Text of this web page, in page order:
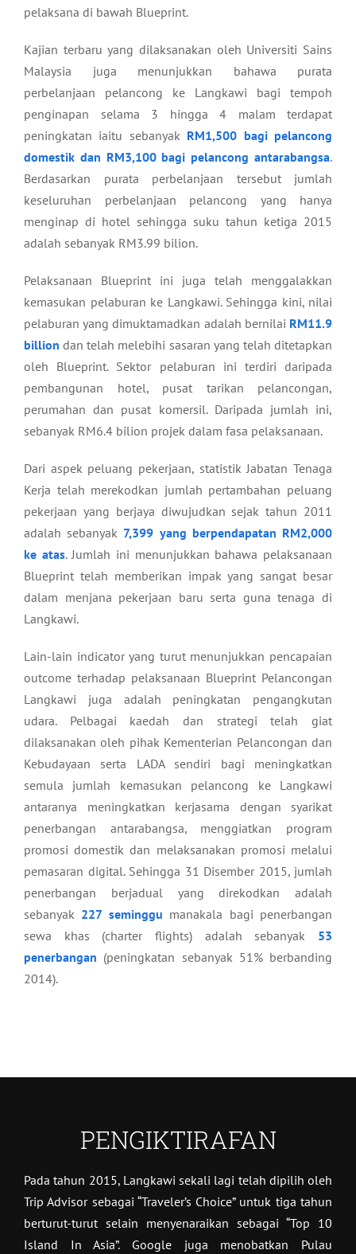
pelaksana di bawah Blueprint.
Kajian terbaru yang dilaksanakan oleh Universiti Sains
Malaysia juga menunjukkan bahawa purata
perbelanjaan pelancong ke Langkawi bagi tempoh
penginapan selama 3 hingga 4 malam terdapat
peningkatan iaitu sebanyak RM1,500 bagi pelancong
domestik dan RM3,100 bagi pelancong antarabangsa.
Berdasarkan purata perbelanjaan tersebut jumlah
keseluruhan perbelanjaan pelancong yang hanya
menginap di hotel sehingga suku tahun ketiga 2015
adalah sebanyak RM3.99 bilion.
Pelaksanaan Blueprint ini juga telah menggalakkan
kemasukan pelaburan ke Langkawi. Sehingga kini, nilai
pelaburan yang dimuktamadkan adalah bernilai RM11.9
billion dan telah melebihi sasaran yang telah ditetapkan
oleh Blueprint. Sektor pelaburan ini terdiri daripada
pembangunan hotel, pusat tarikan pelancongan,
perumahan dan pusat komersil. Daripada jumlah ini,
sebanyak RM6.4 bilion projek dalam fasa pelaksanaan.
Dari aspek peluang pekerjaan, statistik Jabatan Tenaga
Kerja telah merekodkan jumlah pertambahan peluang
pekerjaan yang berjaya diwujudkan sejak tahun 2011
adalah sebanyak 7,399 yang berpendapatan RM2,000
ke atas. Jumlah ini menunjukkan bahawa pelaksanaan
Blueprint telah memberikan impak yang sangat besar
dalam menjana pekerjaan baru serta guna tenaga di
Langkawi.
Lain-lain indicator yang turut menunjukkan pencapaian
outcome terhadap pelaksanaan Blueprint Pelancongan
Langkawi juga adalah peningkatan pengangkutan
udara. Pelbagai kaedah dan strategi telah giat
dilaksanakan oleh pihak Kementerian Pelancongan dan
Kebudayaan serta LADA sendiri bagi meningkatkan
semula jumlah kemasukan pelancong ke Langkawi
antaranya meningkatkan kerjasama dengan syarikat
penerbangan antarabangsa, menggiatkan program
promosi domestik dan melaksanakan promosi melalui
pemasaran digital. Sehingga 31 Disember 2015, jumlah
penerbangan berjadual yang direkodkan adalah
sebanyak 227 seminggu manakala bagi penerbangan
sewa khas (charter flights) adalah sebanyak 53
penerbangan (peningkatan sebanyak 51% berbanding
2014).
PENGIKTIRAFAN
Pada tahun 2015, Langkawi sekali lagi telah dipilih oleh
Trip Advisor sebagai “Traveler’s Choice” untuk tiga tahun
berturut-turut selain menyenaraikan sebagai “Top 10
Island In Asia”. Google juga menobatkan Pulau